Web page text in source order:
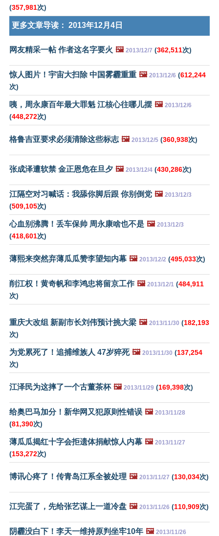
(357,981次)
更多文章导读： 2013年12月4日
网友精采一帖 作者这名字要火 🖼️ 2013/12/7 (362,511次)
惊人图片！宇宙大扫除 中国雾霾重重 🖼️ 2013/12/6 (612,244
次)
咦，周永康百年最大罪魁 江核心往哪儿摆 🖼️ 2013/12/6
(448,272次)
格鲁吉亚要求必须清除这些标志 🖼️ 2013/12/5 (360,938次)
张成泽遭软禁 金正恩危在旦夕 🖼️ 2013/12/4 (430,286次)
江隔空对习喊话：我舔你脚后跟 你别倒党 🖼️ 2013/12/3
(509,105次)
心血别沸腾！丢车保帅 周永康啥也不是 🖼️ 2013/12/3
(418,601次)
薄熙来突然弃薄瓜瓜赞李望知内幕 🖼️ 2013/12/2 (495,033次)
削江权！黄奇帆和李鸿忠将留京工作 🖼️ 2013/12/1 (484,911
次)
重庆大改组 新副市长刘伟预计挑大梁 🖼️ 2013/11/30 (182,193
次)
为党累死了！追捕维族人 47岁猝死 🖼️ 2013/11/30 (137,254
次)
江泽民为这摔了一个古董茶杯 🖼️ 2013/11/29 (169,398次)
给奥巴马加分！新华网又犯原则性错误 🖼️ 2013/11/28
(81,390次)
薄瓜瓜揭红十字会拒遗体捐献惊人内幕 🖼️ 2013/11/27
(153,272次)
博讯心疼了！传青岛江系全被处理 🖼️ 2013/11/27 (130,034次)
江完蛋了，先给张艺谋上一道冷盘 🖼️ 2013/11/26 (110,909次)
阴霾没白下！李天一维持原判坐牢10年 🖼️ 2013/11/26